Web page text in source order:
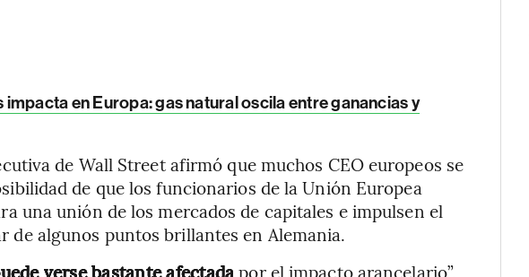
en Europa: gas natural oscila entre ganancias y
de Wall Street afirmó que muchos CEO europeos se
de que los funcionarios de la Unión Europea
una unión de los mercados de capitales e impulsen el
de algunos puntos brillantes en Alemania.
verse bastante afectadapor el impacto arancelario”,